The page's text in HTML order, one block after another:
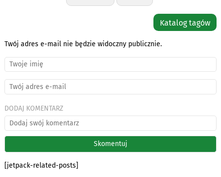
Katalog tagów
Twój adres e-mail nie będzie widoczny publicznie.
DODAJ KOMENTARZ
[jetpack-related-posts]